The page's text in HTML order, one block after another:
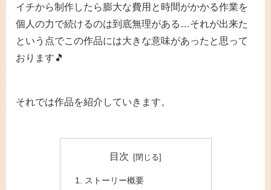
イチから制作したら膨大な費用と時間がかかる作業を
個人の力で続けるのは到底無理がある…それが出来た
という点でこの作品には大きな意味があったと思って
おります🎵
それでは作品を紹介していきます。
目次
ストーリー概要